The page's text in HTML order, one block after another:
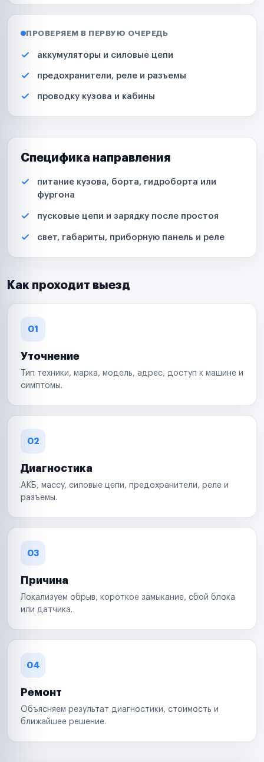
ПРОВЕРЯЕМ В ПЕРВУЮ ОЧЕРЕДЬ
аккумуляторы и силовые цепи
предохранители, реле и разъемы
проводку кузова и кабины
Специфика направления
питание кузова, борта, гидроборта или
фургона
пусковые цепи и зарядку после простоя
свет, габариты, приборную панель и реле
Как проходит выезд
01
Уточнение
Тип техники, марка, модель, адрес, доступ к машине и
симптомы.
02
Диагностика
АКБ, массу, силовые цепи, предохранители, реле и
разъемы.
03
Причина
Локализуем обрыв, короткое замыкание, сбой блока
или датчика.
04
Ремонт
Объясняем результат диагностики, стоимость и
ближайшее решение.